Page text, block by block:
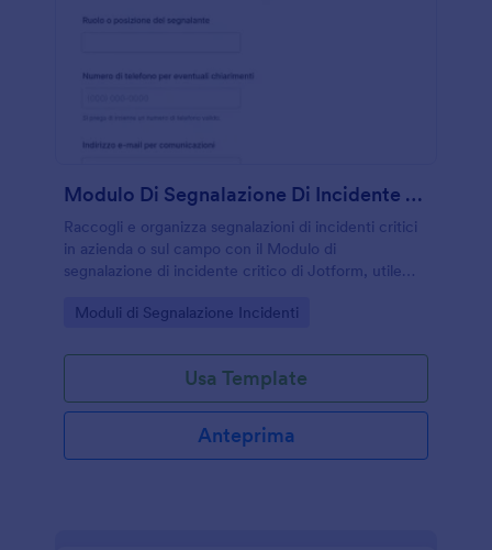
Modulo Di Segnalazione Di Incidente Critico
Raccogli e organizza segnalazioni di incidenti critici
in azienda o sul campo con il Modulo di
segnalazione di incidente critico di Jotform, utile
migliorare la raccolta dati.
Go to Category:
Moduli di Segnalazione Incidenti
Usa Template
Anteprima